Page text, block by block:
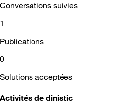
Conversations suivies
1
Publications
0
Solutions acceptées
Activités de dinistic